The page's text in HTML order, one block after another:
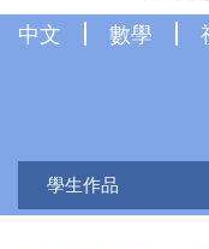
中文 數學
學生作品